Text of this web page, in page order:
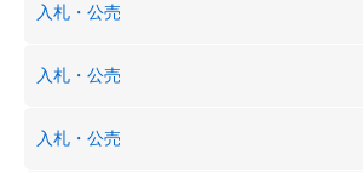
入札・公売
入札・公売
入札・公売